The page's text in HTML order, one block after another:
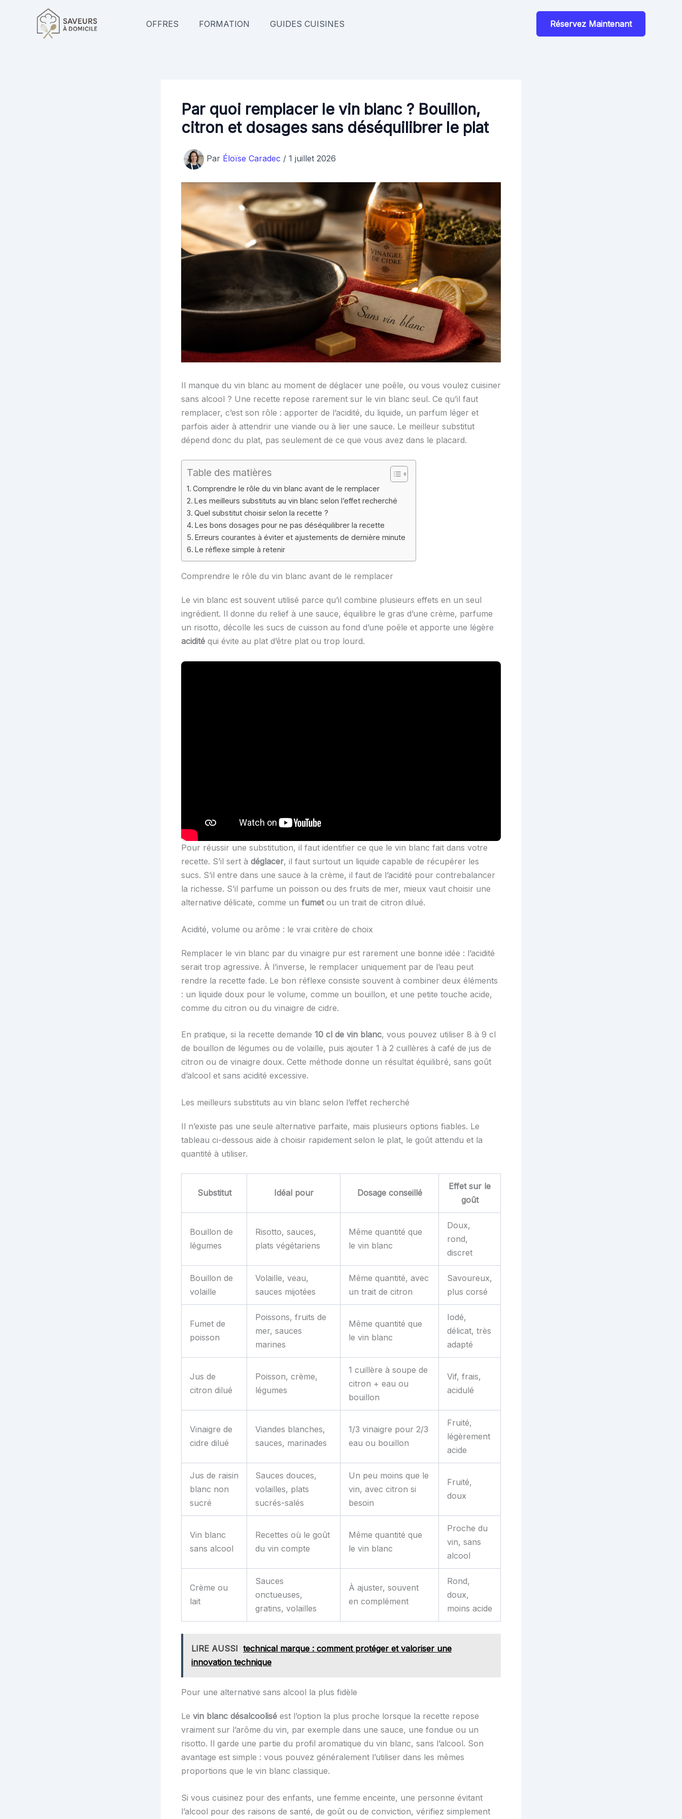
OFFRES FORMATION GUIDES CUISINES Réservez Maintenant
Par quoi remplacer le vin blanc ? Bouillon,
citron et dosages sans déséquilibrer le plat
Par Éloïse Caradec / 1 juillet 2026
Il manque du vin blanc au moment de déglacer une poêle, ou vous voulez cuisiner
sans alcool ? Une recette repose rarement sur le vin blanc seul. Ce qu’il faut
remplacer, c’est son rôle : apporter de l’acidité, du liquide, un parfum léger et
parfois aider à attendrir une viande ou à lier une sauce. Le meilleur substitut
dépend donc du plat, pas seulement de ce que vous avez dans le placard.
Table des matières
Comprendre le rôle du vin blanc avant de le remplacer
Les meilleurs substituts au vin blanc selon l’effet recherché
Quel substitut choisir selon la recette ?
Les bons dosages pour ne pas déséquilibrer la recette
Erreurs courantes à éviter et ajustements de dernière minute
Le réflexe simple à retenir
Comprendre le rôle du vin blanc avant de le remplacer
Le vin blanc est souvent utilisé parce qu’il combine plusieurs effets en un seul
ingrédient. Il donne du relief à une sauce, équilibre le gras d’une crème, parfume
un risotto, décolle les sucs de cuisson au fond d’une poêle et apporte une légère
acidité qui évite au plat d’être plat ou trop lourd.
Pour réussir une substitution, il faut identifier ce que le vin blanc fait dans votre
recette. S’il sert à déglacer, il faut surtout un liquide capable de récupérer les
sucs. S’il entre dans une sauce à la crème, il faut de l’acidité pour contrebalancer
la richesse. S’il parfume un poisson ou des fruits de mer, mieux vaut choisir une
alternative délicate, comme un fumetou un trait de citron dilué.
Acidité, volume ou arôme : le vrai critère de choix
Remplacer le vin blanc par du vinaigre pur est rarement une bonne idée : l’acidité
serait trop agressive. À l’inverse, le remplacer uniquement par de l’eau peut
rendre la recette fade. Le bon réflexe consiste souvent à combiner deux éléments
: un liquide doux pour le volume, comme un bouillon, et une petite touche acide,
comme du citron ou du vinaigre de cidre.
En pratique, si la recette demande 10 cl de vin blanc, vous pouvez utiliser 8 à 9 cl
de bouillon de légumes ou de volaille, puis ajouter 1 à 2 cuillères à café de jus de
citron ou de vinaigre doux. Cette méthode donne un résultat équilibré, sans goût
d’alcool et sans acidité excessive.
Les meilleurs substituts au vin blanc selon l’effet recherché
Il n’existe pas une seule alternative parfaite, mais plusieurs options fiables. Le
tableau ci-dessous aide à choisir rapidement selon le plat, le goût attendu et la
quantité à utiliser.
Substitut Idéal pour Dosage conseillé
Effet sur le
goût
Bouillon de
légumes
Risotto, sauces,
plats végétariens
Même quantité que
le vin blanc
Doux,
rond,
discret
Bouillon de
volaille
Volaille, veau,
sauces mijotées
Même quantité, avec
un trait de citron
Savoureux,
plus corsé
Fumet de
poisson
Poissons, fruits de
mer, sauces
marines
Même quantité que
le vin blanc
Iodé,
délicat, très
adapté
Jus de
citron dilué
Poisson, crème,
légumes
1 cuillère à soupe de
citron + eau ou
bouillon
Vif, frais,
acidulé
Vinaigre de
cidre dilué
Viandes blanches,
sauces, marinades
1/3 vinaigre pour 2/3
eau ou bouillon
Fruité,
légèrement
acide
Jus de raisin
blanc non
sucré
Sauces douces,
volailles, plats
sucrés-salés
Un peu moins que le
vin, avec citron si
besoin
Fruité,
doux
Vin blanc
sans alcool
Recettes où le goût
du vin compte
Même quantité que
le vin blanc
Proche du
vin, sans
alcool
Crème ou
lait
Sauces
onctueuses,
gratins, volailles
À ajuster, souvent
en complément
Rond,
doux,
moins acide
LIRE AUSSI technical marque : comment protéger et valoriser une
innovation technique
Pour une alternative sans alcool la plus fidèle
Le vin blanc désalcoolisé est l’option la plus proche lorsque la recette repose
vraiment sur l’arôme du vin, par exemple dans une sauce, une fondue ou un
risotto. Il garde une partie du profil aromatique du vin blanc, sans l’alcool. Son
avantage est simple : vous pouvez généralement l’utiliser dans les mêmes
proportions que le vin blanc classique.
Si vous cuisinez pour des enfants, une femme enceinte, une personne évitant
l’alcool pour des raisons de santé, de goût ou de conviction, vérifiez simplement